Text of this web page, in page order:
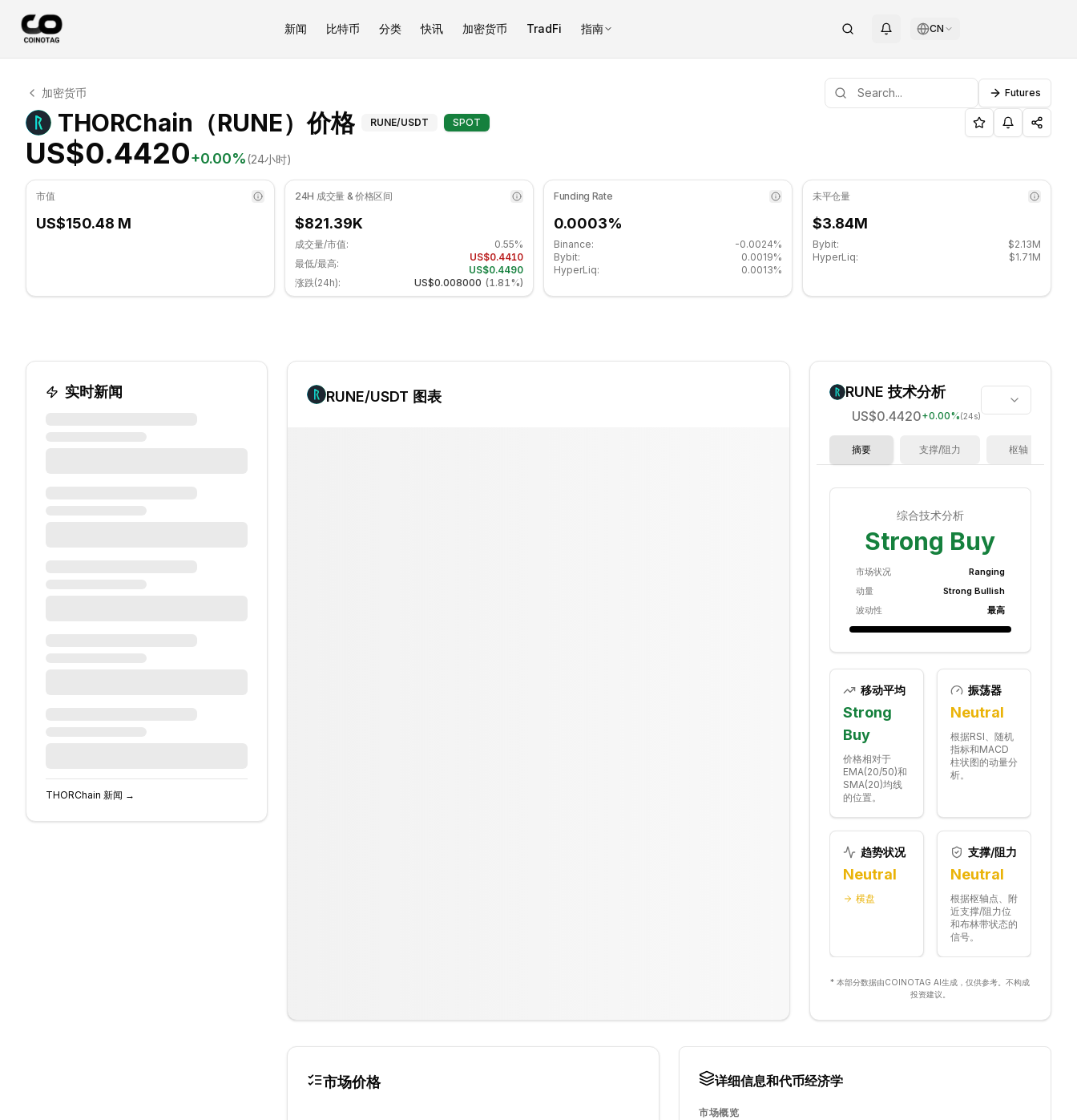
新闻 比特币 分类 快讯 加密货币 TradFi 指南 CN
THORChain 技术分析
THORChain 目前交易价格为 US$0.4420. RSI 指标为 56.88 处于中性区域. 日线趋势横盘. 重要支撑位: $0.440333, 阻力位: $0.449333.
加密货币 Futures
THORChain（RUNE）价格技术分析和支撑/阻力位
RUNE/USDT SPOT
US$0.4420+0.00%(24小时)
市值
US$150.48 M
24H 成交量 & 价格区间
$821.39K
成交量/市值:
0.55%
最低/最高:
US$0.4410
US$0.4490
涨跌(24h):
US$0.008000 (1.81%)
Funding Rate
0.0003%
Binance:
-0.0024%
Bybit:
0.0019%
HyperLiq:
0.0013%
未平仓量
$3.84M
Bybit:
$2.13M
HyperLiq:
$1.71M
实时新闻
THORChain 新闻 →
RUNE/USDT 图表 RUNE 技术分析
US$0.4420+0.00%(24s)
摘要 支撑/阻力 枢轴
综合技术分析
Strong Buy
市场状况
Ranging
动量
Strong Bullish
波动性
最高
移动平均
Strong
Buy
价格相对于
EMA(20/50)和
SMA(20)均线
的位置。
振荡器
Neutral
根据RSI、随机
指标和MACD
柱状图的动量分
析。
趋势状况
Neutral
横盘
支撑/阻力
Neutral
根据枢轴点、附
近支撑/阻力位
和布林带状态的
信号。
* 本部分数据由COINOTAG AI生成，仅供参考。不构成
投资建议。
市场价格 详细信息和代币经济学
市场概览